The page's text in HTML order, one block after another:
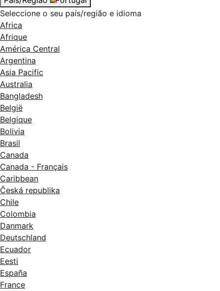
Seleccione o seu país/região e idioma
Africa
Afrique
América Central
Argentina
Asia Pacific
Australia
Bangladesh
België
Belgique
Bolivia
Brasil
Canada
Canada - Français
Caribbean
Česká republika
Chile
Colombia
Danmark
Deutschland
Ecuador
Eesti
España
France